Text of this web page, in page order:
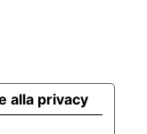
alla privacy